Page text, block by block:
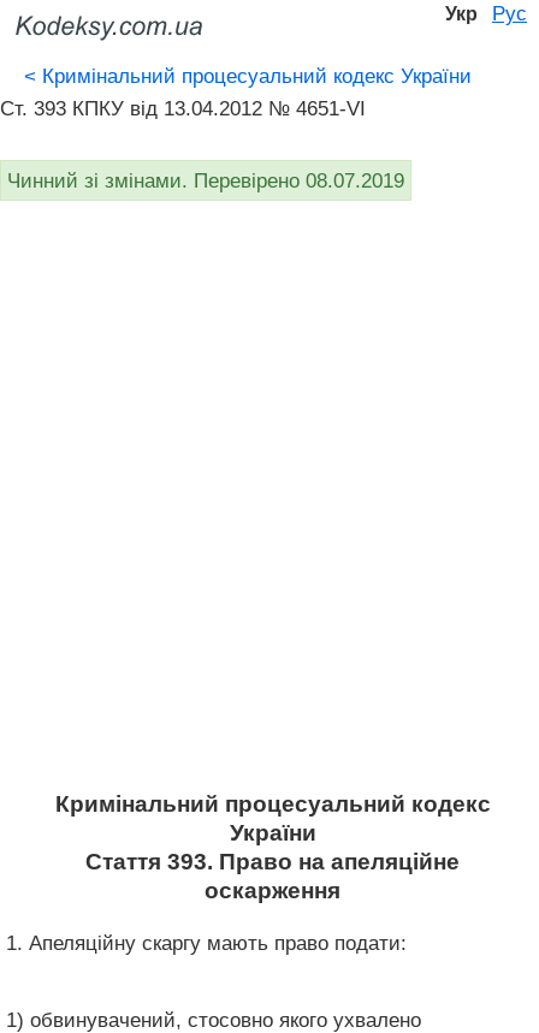
Укр Рус
< Кримінальний процесуальний кодекс України
Ст. 393 КПКУ від 13.04.2012 № 4651-VI
Чинний зі змінами. Перевірено 08.07.2019
Кримінальний процесуальний кодекс
України
Стаття 393. Право на апеляційне
оскарження
1. Апеляційну скаргу мають право подати:
1) обвинувачений, стосовно якого ухвалено